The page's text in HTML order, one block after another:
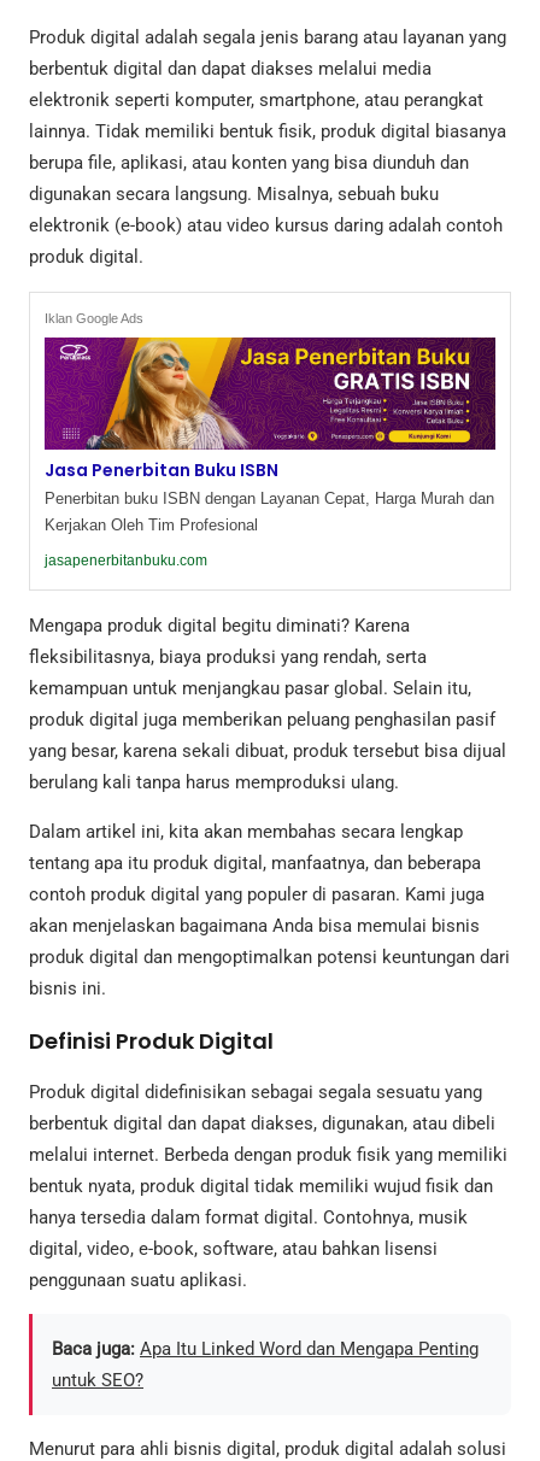
Produk digital adalah segala jenis barang atau layanan yang
berbentuk digital dan dapat diakses melalui media
elektronik seperti komputer, smartphone, atau perangkat
lainnya. Tidak memiliki bentuk fisik, produk digital biasanya
berupa file, aplikasi, atau konten yang bisa diunduh dan
digunakan secara langsung. Misalnya, sebuah buku
elektronik (e-book) atau video kursus daring adalah contoh
produk digital.
Iklan Google Ads
Jasa Penerbitan Buku ISBN
Penerbitan buku ISBN dengan Layanan Cepat, Harga Murah dan
Kerjakan Oleh Tim Profesional
jasapenerbitanbuku.com
Mengapa produk digital begitu diminati? Karena
fleksibilitasnya, biaya produksi yang rendah, serta
kemampuan untuk menjangkau pasar global. Selain itu,
produk digital juga memberikan peluang penghasilan pasif
yang besar, karena sekali dibuat, produk tersebut bisa dijual
berulang kali tanpa harus memproduksi ulang.
Dalam artikel ini, kita akan membahas secara lengkap
tentang apa itu produk digital, manfaatnya, dan beberapa
contoh produk digital yang populer di pasaran. Kami juga
akan menjelaskan bagaimana Anda bisa memulai bisnis
produk digital dan mengoptimalkan potensi keuntungan dari
bisnis ini.
Definisi Produk Digital
Produk digital didefinisikan sebagai segala sesuatu yang
berbentuk digital dan dapat diakses, digunakan, atau dibeli
melalui internet. Berbeda dengan produk fisik yang memiliki
bentuk nyata, produk digital tidak memiliki wujud fisik dan
hanya tersedia dalam format digital. Contohnya, musik
digital, video, e-book, software, atau bahkan lisensi
penggunaan suatu aplikasi.
Baca juga: Apa Itu Linked Word dan Mengapa Penting
untuk SEO?
Menurut para ahli bisnis digital, produk digital adalah solusi